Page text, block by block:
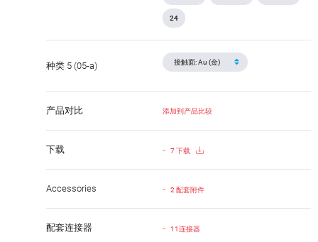
24
种类 5 (05-a)
产品对比 添加到产品比较
下载 7 下载
Accessories 2 配套附件
配套连接器 11连接器